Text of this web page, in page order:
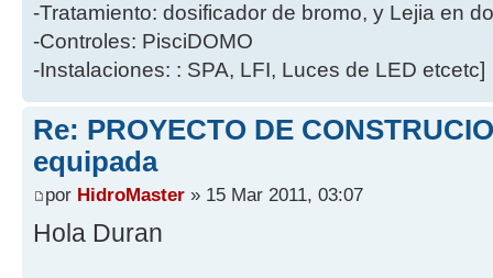
-Tratamiento: dosificador de bromo, y Lejia en
-Controles: PisciDOMO
-Instalaciones: : SPA, LFI, Luces de LED etcetc]
Re: PROYECTO DE
equipada
por HidroMaster » 15 Mar 2011, 03:07
Hola Duran